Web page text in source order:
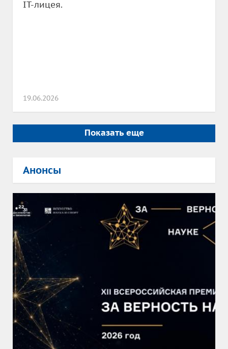
IT-лицея.
19.06.2026
Показать еще
Анонсы